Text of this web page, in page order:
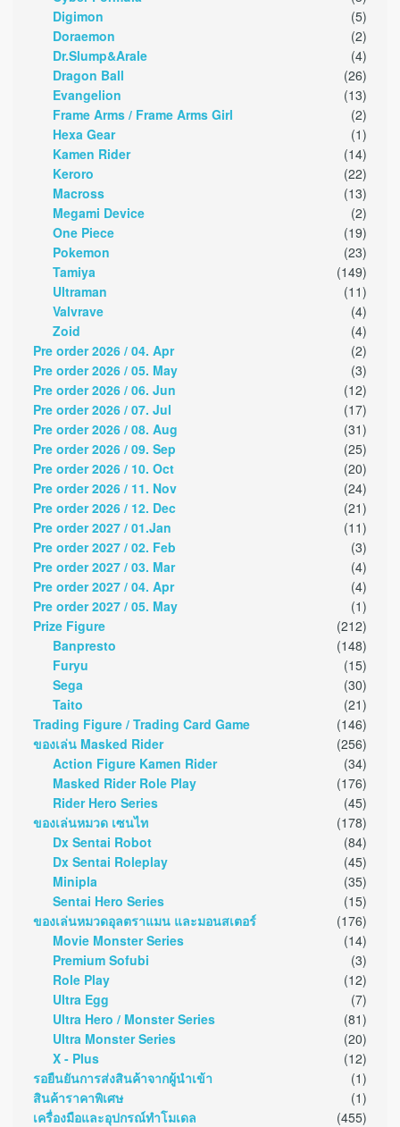
Digimon
(5)
Doraemon
(2)
Dr.Slump&Arale
(4)
Dragon Ball
(26)
Evangelion
(13)
Frame Arms / Frame Arms Girl
(2)
Hexa Gear
(1)
Kamen Rider
(14)
Keroro
(22)
Macross
(13)
Megami Device
(2)
One Piece
(19)
Pokemon
(23)
Tamiya
(149)
Ultraman
(11)
Valvrave
(4)
Zoid
(4)
Pre order 2026 / 04. Apr
(2)
Pre order 2026 / 05. May
(3)
Pre order 2026 / 06. Jun
(12)
Pre order 2026 / 07. Jul
(17)
Pre order 2026 / 08. Aug
(31)
Pre order 2026 / 09. Sep
(25)
Pre order 2026 / 10. Oct
(20)
Pre order 2026 / 11. Nov
(24)
Pre order 2026 / 12. Dec
(21)
Pre order 2027 / 01.Jan
(11)
Pre order 2027 / 02. Feb
(3)
Pre order 2027 / 03. Mar
(4)
Pre order 2027 / 04. Apr
(4)
Pre order 2027 / 05. May
(1)
Prize Figure
(212)
Banpresto
(148)
Furyu
(15)
Sega
(30)
Taito
(21)
Trading Figure / Trading Card Game
(146)
ของเล่น Masked Rider
(256)
Action Figure Kamen Rider
(34)
Masked Rider Role Play
(176)
Rider Hero Series
(45)
ของเล่นหมวด เซนไท
(178)
Dx Sentai Robot
(84)
Dx Sentai Roleplay
(45)
Minipla
(35)
Sentai Hero Series
(15)
ของเล่นหมวดอุลตราแมน และมอนสเตอร์
(176)
Movie Monster Series
(14)
Premium Sofubi
(3)
Role Play
(12)
Ultra Egg
(7)
Ultra Hero / Monster Series
(81)
Ultra Monster Series
(20)
X - Plus
(12)
รอยืนยันการส่งสินค้าจากผู้นำเข้า
(1)
สินค้าราคาพิเศษ
(1)
เครื่องมือและอุปกรณ์ทำโมเดล
(455)